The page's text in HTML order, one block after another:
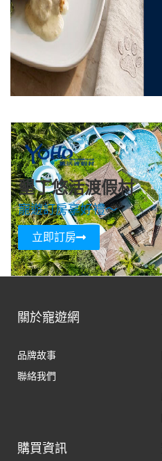
墾丁悠活渡假村
寵遊訂房享好禮～
立即訂房
關於寵遊網
品牌故事
聯絡我們
購買資訊